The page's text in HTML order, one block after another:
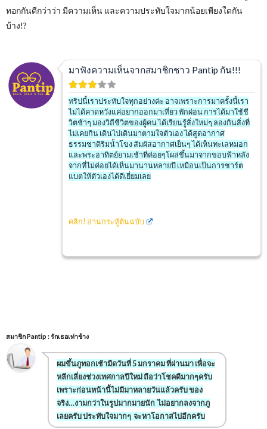
ทอกกันดีกว่าว่า มีความเห็น และความประทับใจมากน้อยเพียงใดกัน
บ้าง!?
มาฟังความเห็นจากสมาชิกชาว Pantip กัน!!!
ทริปนี้เราประทับใจทุกอย่างค่ะ อาจเพราะการมาครั้งนี้เรา
ไม่ได้คาดหวังแค่อยากออกมาเที่ยว พักผ่อน การได้มาใช้ชี
วิตช้าๆ มองวิถีชีวิตของผู้คน ได้เรียนรู้สิ่งใหม่ๆ ลองกินสิ่งที่
ไม่เคยกิน เดินไปเดินมาตามใจตัวเอง ได้สูดอากาศ
ธรรมชาติริมน้ำโขง สัมผัสอากาศเย็นๆ ได้เห็นทะเลหมอก
และพระอาทิตย์ยามเช้าที่ค่อยๆโผล่ขึ้นมาจากขอบฟ้าหลัง
จากที่ไม่ค่อยได้เห็นมานานหลายปี เหมือนเป็นการชาร์ต
แบตให้ตัวเองได้ดีเยี่ยมเลย
คลิก! อ่านกระทู้ต้นฉบับ
สมาชิก Pantip : รักเธอเท่าช้าง
ผมขึ้นภูทอกเช้ามืดวันที่ 5 มกราคม ที่ผ่านมา เพื่อจะ
หลีกเลี่ยงช่วงเทศกาลปีใหม่ ถือว่าโชคดีมากๆครับ
เพราะก่อนหน้านี้ไม่มีมาหลายวันแล้วครับ ของ
จริง…งามกว่าในรูปมากมายนัก ไม่อยากลงจากภู
เลยครับ ประทับใจมากๆ จะหาโอกาสไปอีกครับ